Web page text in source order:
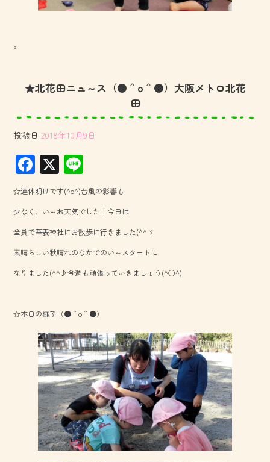
。
★北花田ニュ～ス（●＾o＾●）大阪メトロ北花
田
投稿日 2018年10月9日
F
ac
e
b
o
ok
X
ne
☆連休明けです(^o^)台風の影響も
少なく、い～お天気でした！今日は
全員で華表神社にお散歩に行きました(^^ゞ
素晴らしい秋晴れのなかでのい～スタートに
なりました(^^♪今週も頑張っていきましょう(^○^)
☆本日の様子（●＾o＾●）